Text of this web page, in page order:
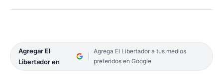
Agregar El
Libertador en
Agrega El Libertador a tus medios
preferidos en Google